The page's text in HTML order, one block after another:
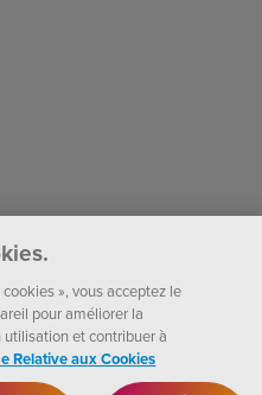
Politique de
», vous acceptez le
pour améliorer la
et contribuer à
Relative aux Cookies